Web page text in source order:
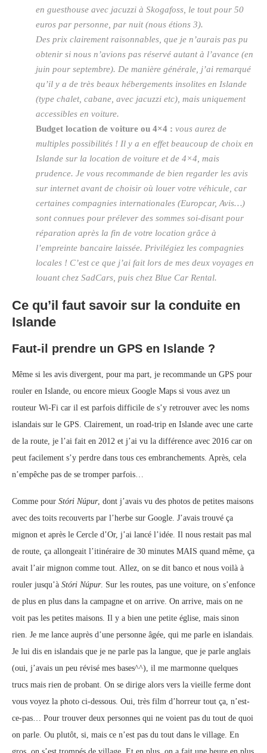
en guesthouse avec jacuzzi à Skogafoss, le tout pour 50
euros par personne, par nuit (nous étions 3).
Des prix clairement raisonnables, que je n’aurais pas pu
obtenir si nous n’avions pas réservé autant à l’avance (en
juin pour septembre). De manière générale, j’ai remarqué
qu’il y a de très beaux hébergements insolites en Islande
(type chalet, cabane, avec jacuzzi etc), mais uniquement
accessibles en voiture.
Budget location de voiture ou 4×4 : vous aurez de
multiples possibilités ! Il y a en effet beaucoup de choix en
Islande sur la location de voiture et de 4×4, mais
prudence. Je vous recommande de bien regarder les avis
sur internet avant de choisir où louer votre véhicule, car
certaines compagnies internationales (Europcar, Avis…)
sont connues pour prélever des sommes soi-disant pour
réparation après la fin de votre location grâce à
l’empreinte bancaire laissée. Privilégiez les compagnies
locales ! C’est ce que j’ai fait lors de mes deux voyages en
louant chez SadCars, puis chez Blue Car Rental.
Ce qu’il faut savoir sur la conduite en
Islande
Faut-il prendre un GPS en Islande ?
Même si les avis divergent, pour ma part, je recommande un GPS pour
rouler en Islande, ou encore mieux Google Maps si vous avez un
routeur Wi-Fi car il est parfois difficile de s’y retrouver avec les noms
islandais sur le GPS. Clairement, un road-trip en Islande avec une carte
de la route, je l’ai fait en 2012 et j’ai vu la différence avec 2016 car on
peut facilement s’y perdre dans tous ces embranchements. Après, cela
n’empêche pas de se tromper parfois…
Comme pour Stóri Núpur, dont j’avais vu des photos de petites maisons
avec des toits recouverts par l’herbe sur Google. J’avais trouvé ça
mignon et après le Cercle d’Or, j’ai lancé l’idée. Il nous restait pas mal
de route, ça allongeait l’itinéraire de 30 minutes MAIS quand même, ça
avait l’air mignon comme tout. Allez, on se dit banco et nous voilà à
rouler jusqu’à Stóri Núpur. Sur les routes, pas une voiture, on s’enfonce
de plus en plus dans la campagne et on arrive. On arrive, mais on ne
voit pas les petites maisons. Il y a bien une petite église, mais sinon
rien. Je me lance auprès d’une personne âgée, qui me parle en islandais.
Je lui dis en islandais que je ne parle pas la langue, que je parle anglais
(oui, j’avais un peu révisé mes bases^^), il me marmonne quelques
trucs mais rien de probant. On se dirige alors vers la vieille ferme dont
vous voyez la photo ci-dessous. Oui, très film d’horreur tout ça, n’est-
ce-pas… Pour trouver deux personnes qui ne voient pas du tout de quoi
on parle. Ou plutôt, si, mais ce n’est pas du tout dans le village. En